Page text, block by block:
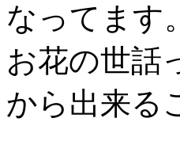
なってます。
お花の世話
から出来る